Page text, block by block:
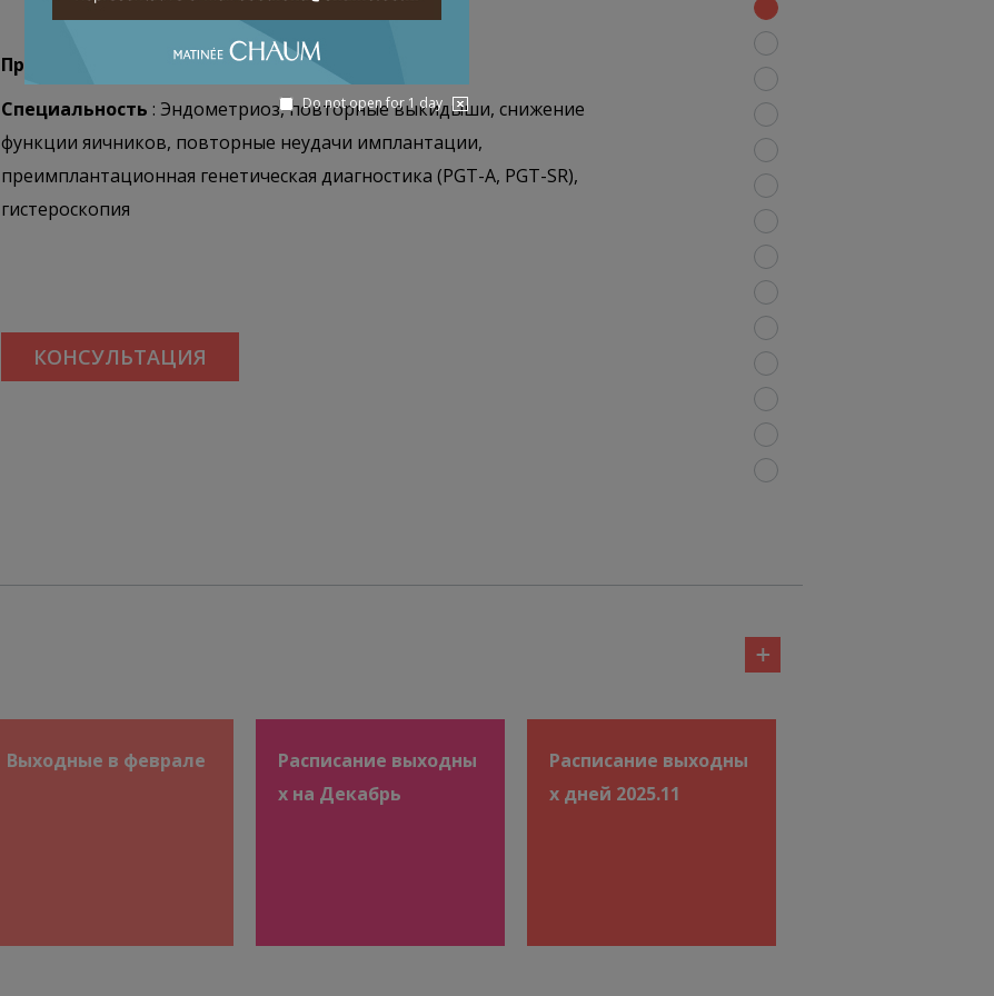
Do not open for 1 day
Профессор Ким Хе Ог
Специальность : Эндометриоз, повторные выкидыши, снижение
функции яичников, повторные неудачи имплантации,
преимплантационная генетическая диагностика (PGT-A, PGT-SR),
гистероскопия
КОНСУЛЬТАЦИЯ
повторные неудачи имплантации, синдром поликистозных
1
4
14
Выходные в феврале
Расписание выходны
х на Декабрь
Расписание выходны
х дней 2025.11